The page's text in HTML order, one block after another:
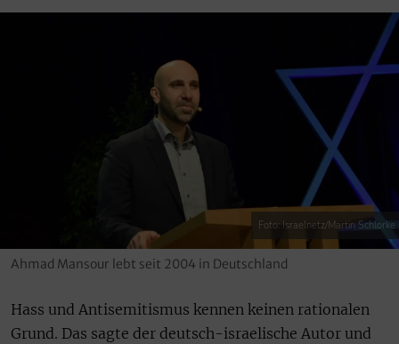
Foto: Israelnetz/Martin Schlorke
Ahmad Mansour lebt seit 2004 in Deutschland
Hass und Antisemitismus kennen keinen rationalen
Grund. Das sagte der deutsch-israelische Autor und